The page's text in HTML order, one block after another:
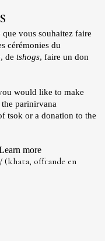
vous souhaitez faire
cérémonies du
de tshogs, faire un don
would like to make
parinirvana
tsok or a donation to the
more
(khata, offrande en